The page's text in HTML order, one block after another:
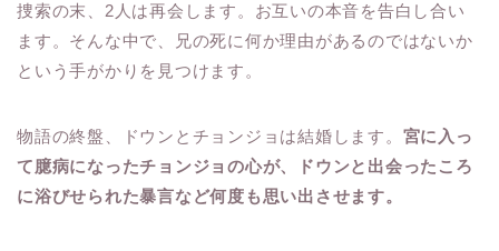
捜索の末、2人は再会します。お互いの本音を告白し合い
ます。そんな中で、兄の死に何か理由があるのではないか
という手がかりを見つけます。
物語の終盤、ドウンとチョンジョは結婚します。 宮に入っ
て臆病になったチョンジョの心が、ドウンと出会ったころ
に浴びせられた暴言など何度も思い出させます。